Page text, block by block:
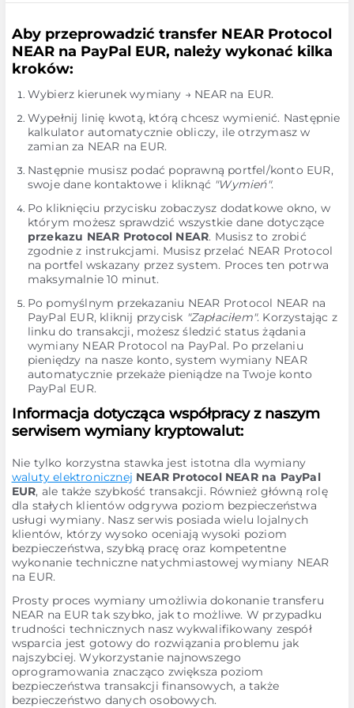
Aby przeprowadzić transfer NEAR Protocol
NEAR na PayPal EUR, należy wykonać kilka
kroków:
Wybierz kierunek wymiany → NEAR na EUR.
Wypełnij linię kwotą, którą chcesz wymienić. Następnie
kalkulator automatycznie obliczy, ile otrzymasz w
zamian za NEAR na EUR.
Następnie musisz podać poprawną portfel/konto EUR,
swoje dane kontaktowe i kliknąć "Wymień".
Po kliknięciu przycisku zobaczysz dodatkowe okno, w
którym możesz sprawdzić wszystkie dane dotyczące
przekazu NEAR Protocol NEAR. Musisz to zrobić
zgodnie z instrukcjami. Musisz przelać NEAR Protocol
na portfel wskazany przez system. Proces ten potrwa
maksymalnie 10 minut.
Po pomyślnym przekazaniu NEAR Protocol NEAR na
PayPal EUR, kliknij przycisk "Zapłaciłem". Korzystając z
linku do transakcji, możesz śledzić status żądania
wymiany NEAR Protocol na PayPal. Po przelaniu
pieniędzy na nasze konto, system wymiany NEAR
automatycznie przekaże pieniądze na Twoje konto
PayPal EUR.
Informacja dotycząca współpracy z naszym
serwisem wymiany kryptowalut:
Nie tylko korzystna stawka jest istotna dla wymiany
waluty elektronicznej NEAR Protocol NEAR na PayPal
EUR, ale także szybkość transakcji. Również główną rolę
dla stałych klientów odgrywa poziom bezpieczeństwa
usługi wymiany. Nasz serwis posiada wielu lojalnych
klientów, którzy wysoko oceniają wysoki poziom
bezpieczeństwa, szybką pracę oraz kompetentne
wykonanie techniczne natychmiastowej wymiany NEAR
na EUR.
Prosty proces wymiany umożliwia dokonanie transferu
NEAR na EUR tak szybko, jak to możliwe. W przypadku
trudności technicznych nasz wykwalifikowany zespół
wsparcia jest gotowy do rozwiązania problemu jak
najszybciej. Wykorzystanie najnowszego
oprogramowania znacząco zwiększa poziom
bezpieczeństwa transakcji finansowych, a także
bezpieczeństwo danych osobowych.